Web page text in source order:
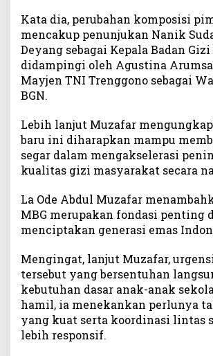
K
e
p
e
m
n
a
n
a
d
a
G
i
z
i
N
a
Kata dia, perubahan komposisi
mencakup penunjukan Nanik
Deyang sebagai Kepala Badan
didampingi oleh Agustina
Mayjen TNI Trenggono sebagai
BGN.
Lebih lanjut Muzafar
baru ini diharapkan mampu
segar dalam mengakselerasi
kualitas gizi masyarakat secara
La Ode Abdul Muzafar
MBG merupakan fondasi penting
menciptakan generasi emas
Mengingat, lanjut Muzafar,
tersebut yang bersentuhan
kebutuhan dasar anak-anak
hamil, ia menekankan perlunya
yang kuat serta koordinasi lintas
lebih responsif.